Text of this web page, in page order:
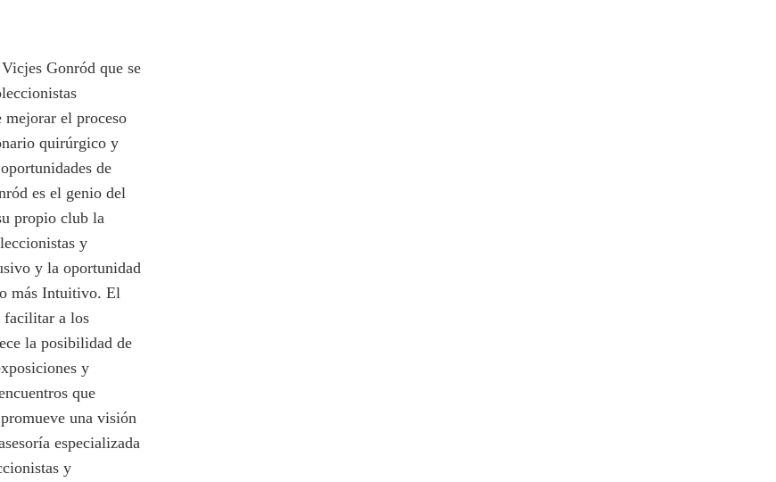
Gonród que se
el proceso
quirúrgico y
de
es el genio del
propio club la
y
y la oportunidad
más Intuitivo. El
facilitar a los
la posibilidad de
y
que
una visión
especializada
y